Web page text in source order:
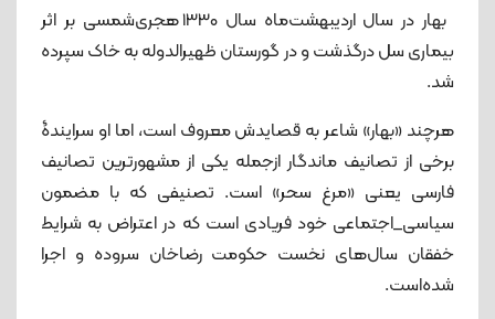
بهار در سال اردیبهشت‌ماه سال 1330 هجری‌شمسی بر اثر
بیماری سل درگذشت و در گورستان ظهیرالدوله به خاک سپرده
شد.
هرچند «بهار» شاعر به قصایدش معروف است، اما او سرایندۀ
برخی از تصانیف ماندگار ازجمله یکی از مشهورترین تصانیف
فارسی یعنی «مرغ سحر» است. تصنیفی که با مضمون
سیاسی_اجتماعی خود فریادی است که در اعتراض به شرایط
خفقان سال‌های نخست حکومت رضاخان سروده و اجرا
شده‌است.